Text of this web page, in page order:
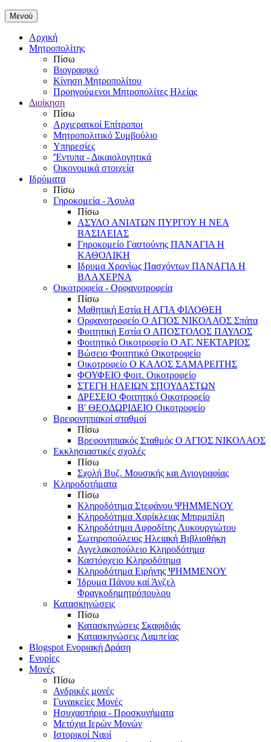
Μενού
Αρχική
Μητροπολίτης
Πίσω
Βιογραφικό
Κίνηση Μητροπολίτου
Προηγούμενοι Μητροπολίτες Ηλείας
Διοίκηση
Πίσω
Αρχιερατκοί Επίτροποι
Μητροπολιτικό Συμβούλιο
Υπηρεσίες
'Έντυπα - Δικαιολογητικά
Οικονομικά στοιχεία
Ιδρύματα
Πίσω
Γηροκομεία - Άσυλα
Πίσω
ΑΣΥΛΟ ΑΝΙΑΤΩΝ ΠΥΡΓΟΥ Η ΝΕΑ
ΒΑΣΙΛΕΙΑΣ
Γηροκομείο Γαστούνης ΠΑΝΑΓΙΑ Η
ΚΑΘΟΛΙΚΗ
Ιδρυμα Χρονίως Πασχόντων ΠΑΝΑΓΙΑ Η
ΒΛΑΧΕΡΝΑ
Οικοτροφεία - Ορφανοτροφεία
Πίσω
Μαθητική Εστία Η ΑΓΙΑ ΦΙΛΟΘΕΗ
Ορφανοτροφείο Ο ΑΓΙΟΣ ΝΙΚΟΛΑΟΣ Σπάτα
Φοιτητική Εστία Ο ΑΠΟΣΤΟΛΟΣ ΠΑΥΛΟΣ
Φοιτητικό Οικοτροφείο Ο ΑΓ. ΝΕΚΤΑΡΙΟΣ
Βώσειο Φοιτητικό Οικοτροφείο
Οικοτροφείο Ο ΚΑΛΟΣ ΣΑΜΑΡΕΙΤΗΣ
ΦΟΥΦΕΙΟ Φοιτ. Οικοτροφείο
ΣΤΕΓΗ ΗΛΕΙΩΝ ΣΠΟΥΔΑΣΤΩΝ
ΔΡΕΣΕΙΟ Φοιτητικό Οικοτροφείο
Β' ΘΕΟΔΩΡΙΔΕΙΟ Οικοτροφείο
Βρεφονηπιακοί σταθμοί
Πίσω
Βρεφονηπιακός Σταθμός Ο ΑΓΙΟΣ ΝΙΚΟΛΑΟΣ
Εκκλησιαστικές σχολές
Πίσω
Σχολή Βυζ. Μουσικής και Αγιογραφίας
Κληροδοτήματα
Πίσω
Κληροδότημα Στεφάνου ΨΗΜΜΕΝΟΥ
Κληροδότημα Χαρίκλειας Μπιρμπίλη
Κληροδότημα Αφροδίτης Λυκουργιώτου
Σωτηροπούλειος Ηλειακή Βιβλιοθήκη
Αγγελακοπούλειο Κληροδότημα
Καστόρχειο Κληροδότημα
Κληροδότημα Ειρήνης ΨΗΜΜΕΝΟΥ
Ίδρυμα Πάνου καί Άνζελ
Φραγκοδημητρόπουλου
Κατασκηνώσεις
Πίσω
Κατασκηνώσεις Σκαφιδιάς
Κατασκηνώσεις Λαμπείας
Blogspot Ενοριακή Δράση
Ενορίες
Μονές
Πίσω
Ανδρικές μονές
Γυναικείες Μονές
Ησυχαστήρια - Προσκυνήματα
Μετόχια Ιερών Μονών
Ιστορικοί Ναοί